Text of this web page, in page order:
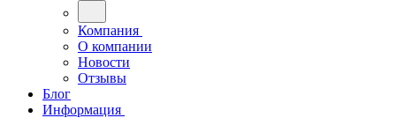
Компания
О компании
Новости
Отзывы
Блог
Информация